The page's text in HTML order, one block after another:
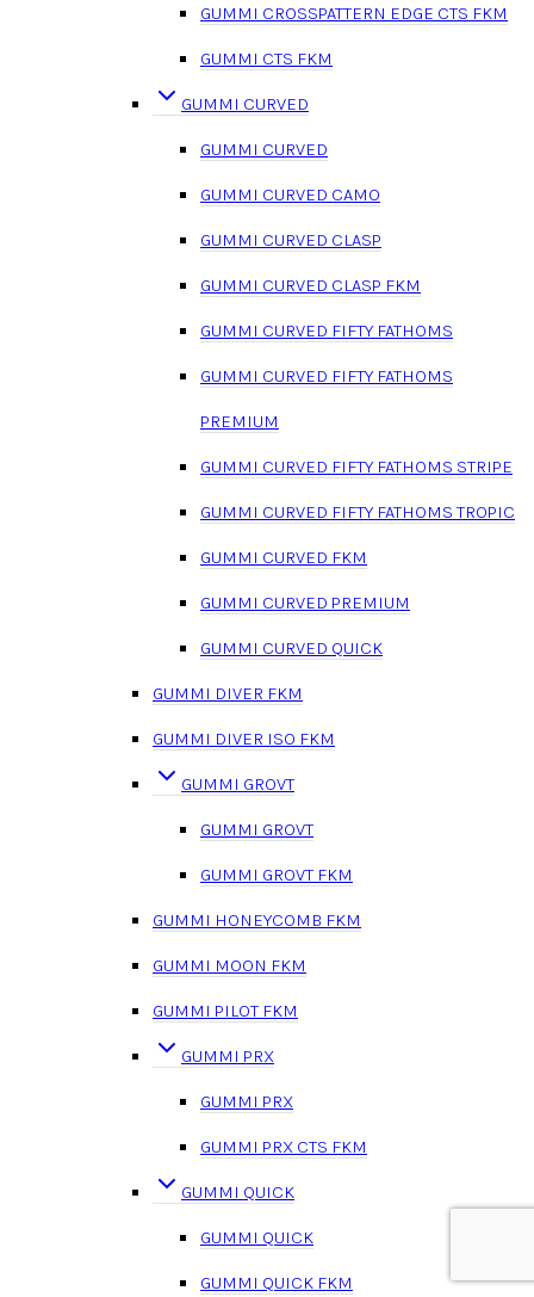
GUMMI CROSSPATTERN EDGE CTS FKM
GUMMI CTS FKM
GUMMI CURVED
GUMMI CURVED
GUMMI CURVED CAMO
GUMMI CURVED CLASP
GUMMI CURVED CLASP FKM
GUMMI CURVED FIFTY FATHOMS
GUMMI CURVED FIFTY FATHOMS
PREMIUM
GUMMI CURVED FIFTY FATHOMS STRIPE
GUMMI CURVED FIFTY FATHOMS TROPIC
GUMMI CURVED FKM
GUMMI CURVED PREMIUM
GUMMI CURVED QUICK
GUMMI DIVER FKM
GUMMI DIVER ISO FKM
GUMMI GROVT
GUMMI GROVT
GUMMI GROVT FKM
GUMMI HONEYCOMB FKM
GUMMI MOON FKM
GUMMI PILOT FKM
GUMMI PRX
GUMMI PRX
GUMMI PRX CTS FKM
GUMMI QUICK
GUMMI QUICK
GUMMI QUICK FKM